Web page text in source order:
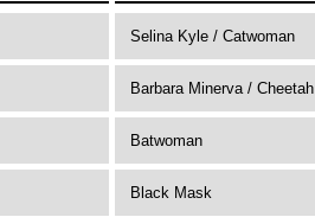
Selina Kyle / Catwoman
Barbara Minerva / Cheetah
Batwoman
Black Mask